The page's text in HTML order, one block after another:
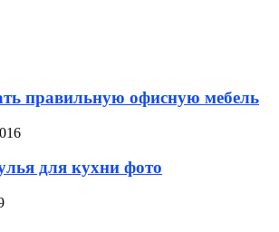
правильную офисную мебель
для кухни фото